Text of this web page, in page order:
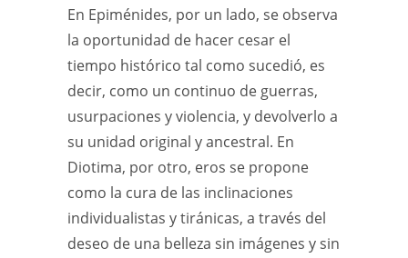
En Epiménides, por un lado, se observa
la oportunidad de hacer cesar el
tiempo histórico tal como sucedió, es
decir, como un continuo de guerras,
usurpaciones y violencia, y devolverlo a
su unidad original y ancestral. En
Diotima, por otro, eros se propone
como la cura de las inclinaciones
individualistas y tiránicas, a través del
deseo de una belleza sin imágenes y sin